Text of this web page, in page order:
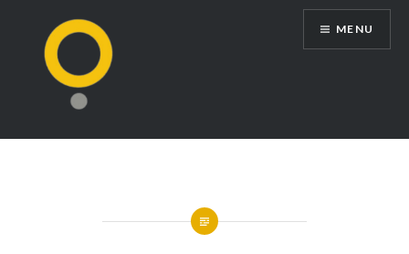
conteúdo
MENU